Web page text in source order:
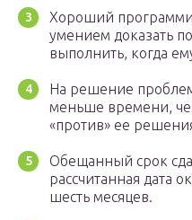
Хороший
умением доказать
выполнить, когда
На решение
меньше времени,
«против» ее
Обещанный срок
рассчитанная дата
шесть месяцев.